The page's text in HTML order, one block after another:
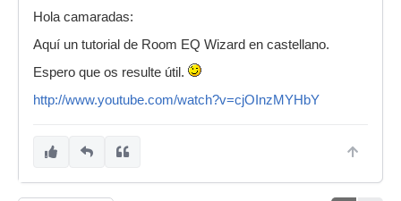
Hola camaradas:
Aquí un tutorial de Room EQ Wizard en castellano.
Espero que os resulte útil.
http://www.youtube.com/watch?v=cjOInzMYHbY